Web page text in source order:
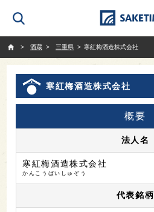
酒蔵
三重県 寒紅梅酒造株式会社
寒紅梅酒造株式会社
概要
法人名
寒紅梅酒造株式会社
かんこうばいしゅぞう
代表銘柄